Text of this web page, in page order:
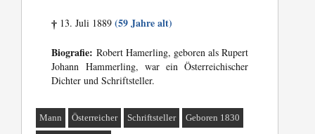
† 13. Juli 1889(59 Jahre alt)
Biografie: Robert Hamerling, geboren als Rupert
Johann Hammerling, war ein Österreichischer
Dichter und Schriftsteller.
Mann Österreicher Schriftsteller Geboren 1830